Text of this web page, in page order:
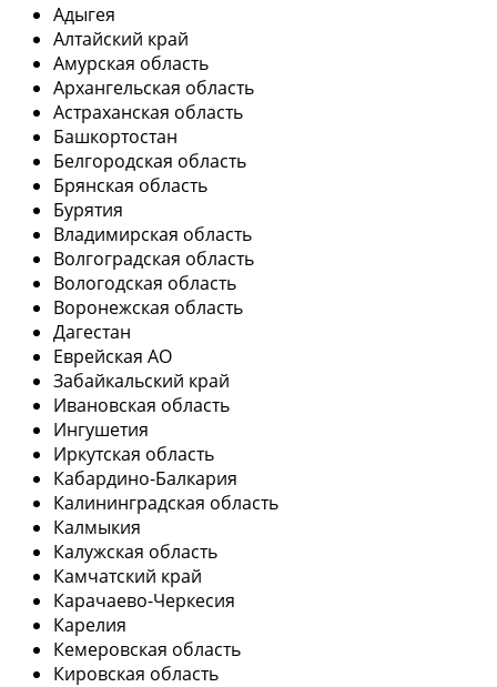
Адыгея
Алтайский край
Амурская область
Архангельская область
Астраханская область
Башкортостан
Белгородская область
Брянская область
Бурятия
Владимирская область
Волгоградская область
Вологодская область
Воронежская область
Дагестан
Еврейская АО
Забайкальский край
Ивановская область
Ингушетия
Иркутская область
Кабардино-Балкария
Калининградская область
Калмыкия
Калужская область
Камчатский край
Карачаево-Черкесия
Карелия
Кемеровская область
Кировская область